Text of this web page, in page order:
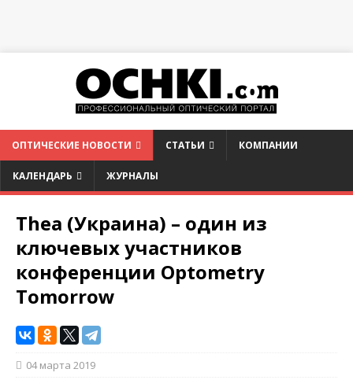
ОПТИЧЕСКИЕ НОВОСТИ СТАТЬИ КОМПАНИИ
КАЛЕНДАРЬ ЖУРНАЛЫ
Thea (Украина) – один из
ключевых участников
конференции Optometry
Tomorrow
04 марта 2019